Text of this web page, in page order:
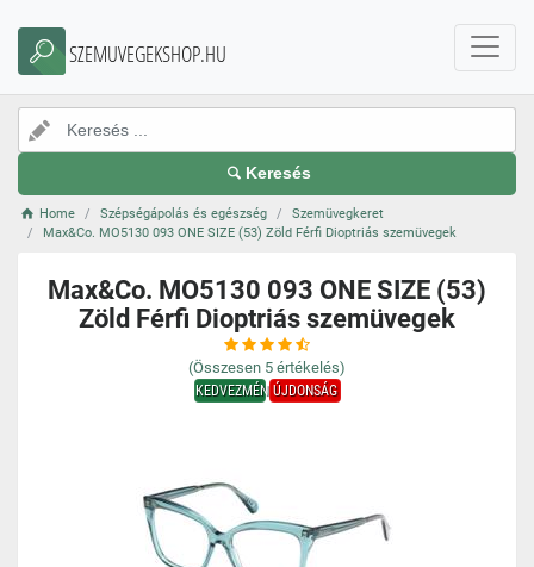
SZEMUVEGEKSHOP.HU
Keresés
Home Szépségápolás és egészség
Szemüvegkeret
Max&Co. MO5130 093 ONE SIZE (53) Zöld Férfi Dioptriás szemüvegek
Max&Co. MO5130 093 ONE SIZE (53)
Zöld Férfi Dioptriás szemüvegek
(Összesen 5 értékelés)
KEDVEZMÉNYÚJDONSÁG